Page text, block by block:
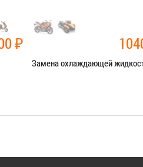
₽
Замена охлаждающей